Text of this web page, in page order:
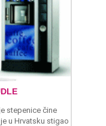
stepenice čine
u Hrvatsku stigao